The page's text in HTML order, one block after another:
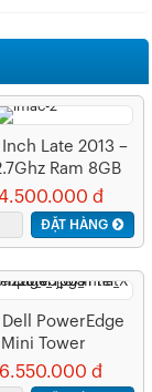
Inch Late 2013 –
Ram 8GB
500GB
đ
ĐẶT HÀNG
PowerEdge
Mini Tower
đ